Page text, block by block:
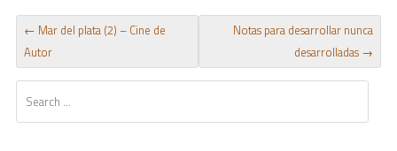
POST NAVIGATION
← Mar del plata (2) – Cine de
Autor
Notas para desarrollar nunca
desarrolladas →